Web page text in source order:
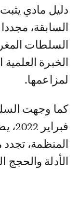
دليل مادي يثبت
السابقة،
السلطات
الخبرة
لمزاعمها.
المنظمة،
الأدلة والحجج